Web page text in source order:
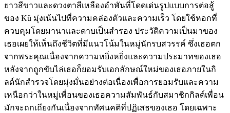
ยาวสีขาวและดวงตาสีเหลืองอำพันที่โดดเด่นรูปแบบการต่อสู้
ของ Kû มุ่งเน้นไปที่ความคล่องตัวและความเร็ว โดยใช้หอกที่
ควบคุมโดยมานาและดาบเป็นสำรอง ประวัติความเป็นมาของ
เธอเผยให้เห็นถึงชีวิตที่มีแนวโน้มในหมู่นักรบสวรรค์ ซึ่งเธอตก
จากพระคุณเนื่องจากความหยิ่งหยิ่งและความประมาทของเธอ
หลังจากถูกขับไล่เธอก็ยอมรับเอกลักษณ์ใหม่ของเธอภายในกิ
ลด์นักสำรวจโดยมุ่งมั่นอย่างต่อเนื่องเพื่อการยอมรับและความ
เหนือกว่าในหมู่เพื่อนของเธอความสัมพันธ์กับสมาชิกกิลด์เพื่อน
มักจะถกเถียงกันเนื่องจากทัศนคติที่ปฏิเสธของเธอ โดยเฉพาะ